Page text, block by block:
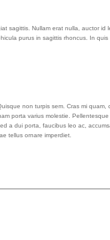
sagittis. Nullam erat nulla, auctor id
purus in sagittis rhoncus. In
non turpis sem. Cras mi
porta varius molestie.
a dui porta, faucibus leo ac,
tellus ornare imperdiet.